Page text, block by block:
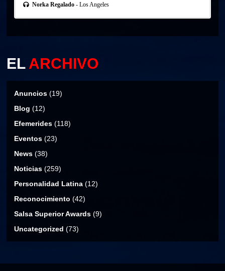
Norka Regalado- Los Angeles
ELARCHIVO
Anuncios (19)
Blog (12)
Efemerides (118)
Eventos (23)
News (38)
Noticias (259)
Personalidad Latina (12)
Reconocimiento (42)
Salsa Superior Awards (9)
Uncategorized (73)